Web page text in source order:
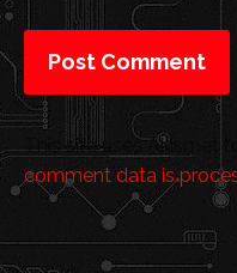
This site uses Akismet
comment data is